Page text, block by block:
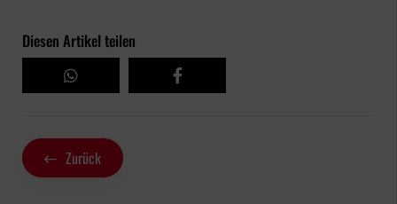
Diesen Artikel teilen
Zurück